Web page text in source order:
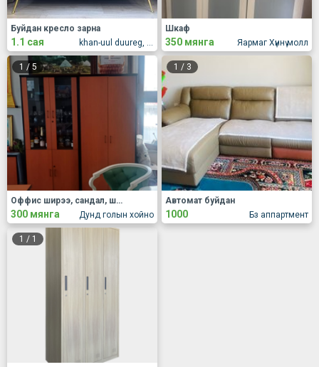
khan-uul duureg, 15r khoroo, Buti town hothon, 108r bair, 1r orts, 5davhart, 38r toot
Буйдан кресло зарна
1.1 сая Яармаг Хүннү молл
Шкаф
350 мянга
1 / 5
Дунд голын хойно
Оффис ширээ, сандал, шкаф, тавилга зарна.
300 мянга
1 / 3
Бз аппартмент
Автомат буйдан
1000
1 / 1